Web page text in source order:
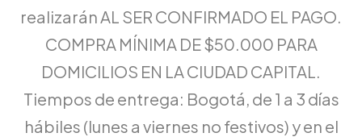
realizarán AL SER CONFIRMADO EL PAGO.
COMPRA MÍNIMA DE $50.000 PARA
DOMICILIOS EN LA CIUDAD CAPITAL.
Tiempos de entrega: Bogotá, de 1 a 3 días
hábiles (lunes a viernes no festivos) y en el